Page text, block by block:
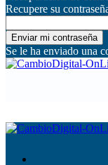
Recupere su
Se le ha enviado una